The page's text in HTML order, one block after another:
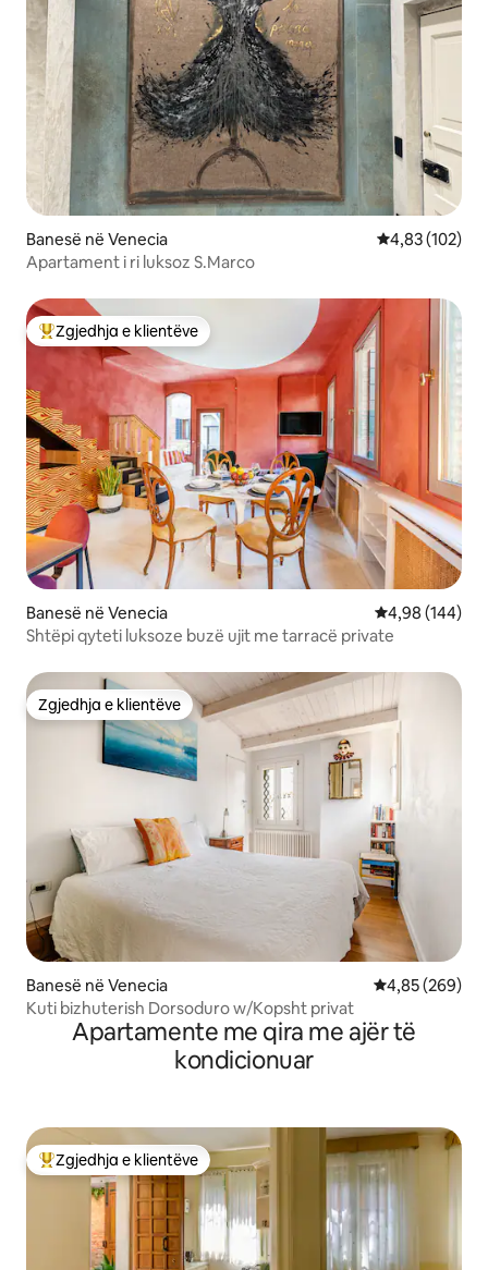
Banesë në Venecia Vlerësimi
4,83 (102)
Apartament i ri luksoz S.Marco
Më të mirat e zgjedhjeve të klientëve
Zgjedhja e klientëve
Banesë në Venecia Vlerësimi
4,98 (144)
Shtëpi qyteti luksoze buzë ujit me tarracë private
Zgjedhja e klientëve
Zgjedhja e klientëve
Banesë në Venecia Vlerësimi
4,85 (269)
Kuti bizhuterish Dorsoduro w/Kopsht privat
Apartamente me qira me ajër të
kondicionuar
Më të mirat e zgjedhjeve të klientëve
Zgjedhja e klientëve